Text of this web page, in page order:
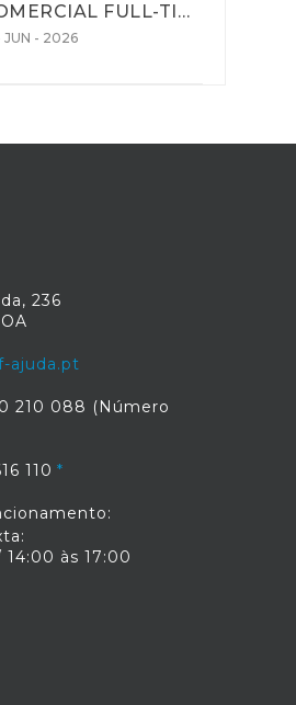
COMERCIAL FULL-TIME
JUN - 2026
236
ajuda.pt
210 088 (Número
110
às 17:00